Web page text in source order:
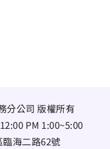
分公司 版權所有
PM 1:00~5:00
海二路62號